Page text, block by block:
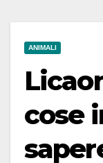
ANIMALI
cose